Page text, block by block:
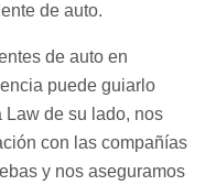
de auto.
de auto en
puede guiarlo
Law de su lado, nos
con las compañías
y nos aseguramos